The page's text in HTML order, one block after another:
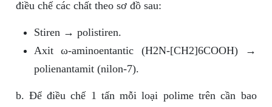
điều chế các chất theo sơ đồ sau:
Stiren → polistiren.
Axit ω-aminoentantic (H2N-[CH2]6COOH) →
polienantamit (nilon-7).
b. Để điều chế 1 tấn mỗi loại polime trên cần bao